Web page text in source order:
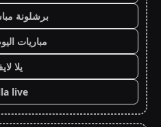
برشلونة
مباريات
يلا
live